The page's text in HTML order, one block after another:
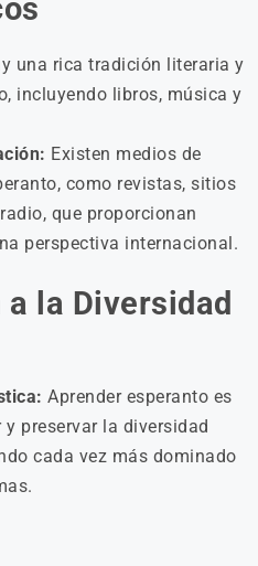
una rica tradición literaria y
incluyendo libros, música y
Existen medios de
como revistas, sitios
que proporcionan
perspectiva internacional.
la Diversidad
Aprender esperanto es
preservar la diversidad
cada vez más dominado